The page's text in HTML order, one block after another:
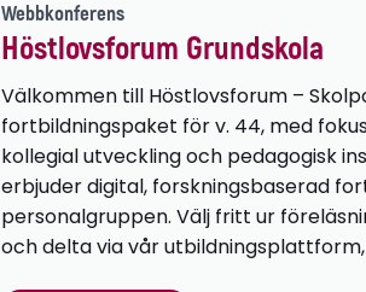
Webbkonferens
Höstlovsforum Grundskola
Välkommen till Höstlovsforum –
fortbildningspaket för v. 44, med
kollegial utveckling och pedagogisk
erbjuder digital, forskningsbaserad
personalgruppen. Välj fritt ur
och delta via vår utbildningsplattform,